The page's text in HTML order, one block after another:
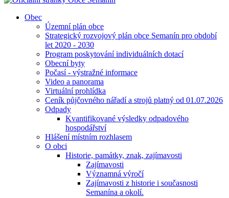
Obec
Územní plán obce
Strategický rozvojový plán obce Semanín pro období
let 2020 - 2030
Program poskytování individuálních dotací
Obecní byty
Počasí - výstražné informace
Video a panorama
Virtuální prohlídka
Ceník půjčovného nářadí a strojů platný od 01.07.2026
Odpady
Kvantifikované výsledky odpadového
hospodářství
Hlášení místním rozhlasem
O obci
Historie, památky, znak, zajímavosti
Zajímavosti
Významná výročí
Zajímavosti z historie i současnosti
Semanína a okolí.